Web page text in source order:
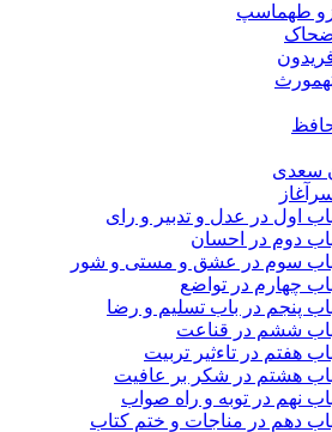
طهماسپ‏
سعدی
اول در عدل و تدبیر و رای
دوم در احسان
سوم در عشق و مستی و شور
چهارم در تواضع
پنجم در باب تسلیم و رضا
ششم در قناعت
هفتم در تاءثیر تربیت
هشتم در شکر بر عافیت
نهم در توبه و راه صواب
دهم در مناجات و ختم کتاب